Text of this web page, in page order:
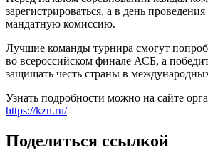
зарегистрироваться, а в день
мандатную комиссию.
Лучшие команды турнира смогут
во всероссийском финале АСБ, а
защищать честь страны в
Узнать подробности можно на сайте
https://kzn.ru/
Поделиться ссылкой